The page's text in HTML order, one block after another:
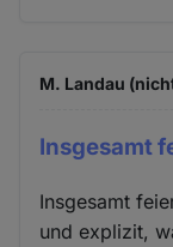
M. Landau
Insgesamt
Insgesamt
und explizit,